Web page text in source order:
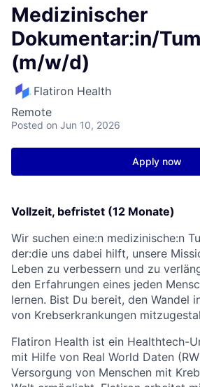
Medizinischer
Dokumentar:in/
(m/w/d)
Flatiron Health
Remote
Posted on Jun 10, 2026
Apply now
Vollzeit, befristet (12 Monate)
Wir suchen eine:n medizinische:n
der:die uns dabei hilft, unsere
Leben zu verbessern und zu
den Erfahrungen eines jeden
lernen. Bist Du bereit, den Wandel
von Krebserkrankungen
Flatiron Health ist ein Healthtech-
mit Hilfe von Real World Daten
Versorgung von Menschen mit